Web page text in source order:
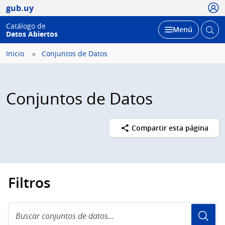
gub.uy
Catálogo de
Datos Abiertos
Desplegar
Menú Abrir
Inicio Conjuntos de Datos
Conjuntos de Datos
Compartir esta página
Filtros
conjuntos